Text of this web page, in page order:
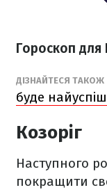
Гороскоп для
ДІЗНАЙТЕСЯ ТАКОЖ
буде
Козоріг
Наступного
покращити